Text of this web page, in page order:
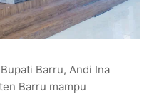
Barru, Andi Ina
Barru mampu